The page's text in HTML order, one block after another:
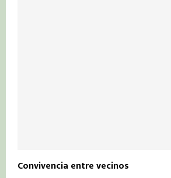
Convivencia entre vecinos